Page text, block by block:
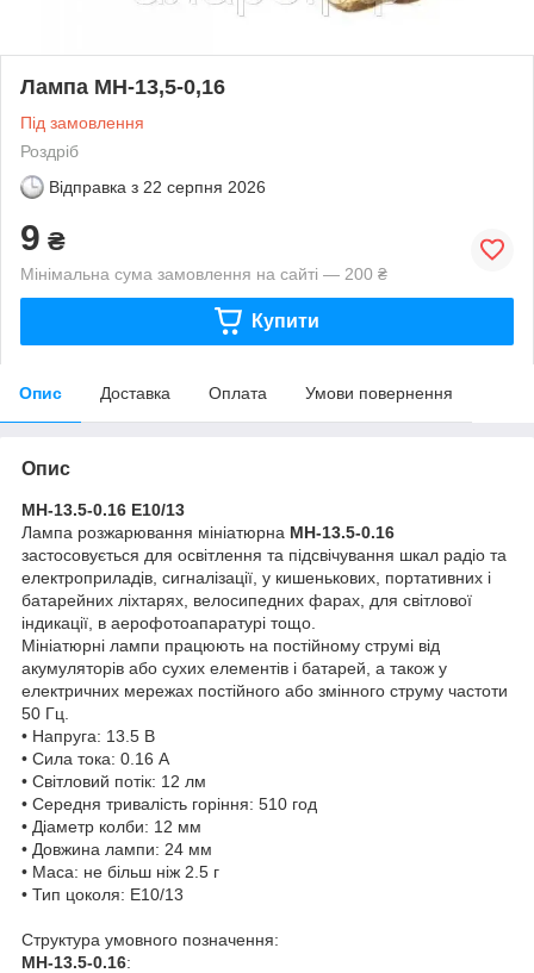
Лампа МН-13,5-0,16
Під замовлення
Роздріб
Відправка з 22 серпня 2026
9 ₴
Мінімальна сума замовлення на сайті — 200 ₴
Купити
Опис Доставка Оплата Умови повернення
Опис
МН-13.5-0.16 Е10/13
Лампа розжарювання мініатюрна МН-13.5-0.16
застосовується для освітлення та підсвічування шкал радіо та
електроприладів, сигналізації, у кишенькових, портативних і
батарейних ліхтарях, велосипедних фарах, для світлової
індикації, в аерофотоапаратурі тощо.
Мініатюрні лампи працюють на постійному струмі від
акумуляторів або сухих елементів і батарей, а також у
електричних мережах постійного або змінного струму частоти
50 Гц.
• Напруга: 13.5 В
• Сила тока: 0.16 А
• Світловий потік: 12 лм
• Середня тривалість горіння: 510 год
• Діаметр колби: 12 мм
• Довжина лампи: 24 мм
• Маса: не більш ніж 2.5 г
• Тип цоколя: E10/13
Структура умовного позначення:
МН-13.5-0.16: